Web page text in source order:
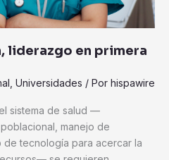
liderazgo en primera
Universidades / Por hispawire
sistema de salud —
manejo de
tecnología para acercar la